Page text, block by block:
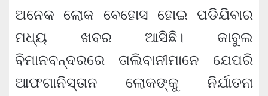
ଅନେକ ଲୋକ ବେହୋସ ହୋଇ ପଡିଯିବାର
ମଧ୍ୟ ଖବର ଆସିଛି। କାବୁଲ
ବିମାନବନ୍ଦରରେ ତାଲିବାନୀମାନେ ଯେପରି
ଆଫଗାନିସ୍ତାନ ଲୋକଙ୍କୁ ନିର୍ଯାତନା